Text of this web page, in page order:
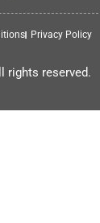
Privacy Policy
rights reserved.